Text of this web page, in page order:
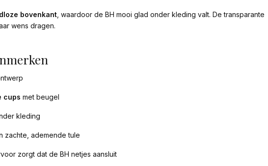
bovenkant , waardoor de BH mooi glad onder kleding valt. De transparante
wens dragen.
cups met beugel
kleding
zachte, ademende tule
zorgt dat de BH netjes aansluit